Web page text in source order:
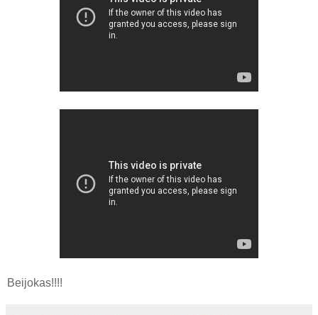
Beijokas!!!!